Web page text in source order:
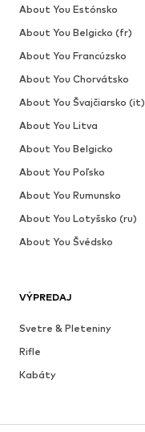
VÝPREDAJ
Svetre & Pleteniny
Rifle
Kabáty
Sukne
About You Estónsko
About You Belgicko (fr)
About You Francúzsko
About You Chorvátsko
About You Švajčiarsko (it)
About You Litva
About You Belgicko
About You Poľsko
About You Rumunsko
About You Lotyšsko (ru)
About You Švédsko